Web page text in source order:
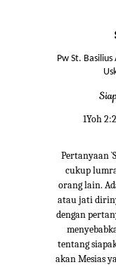
Pw St.
1Yoh
Pertanyaan
cukup
orang lain.
atau jati
dengan
tentang
akan Mesias